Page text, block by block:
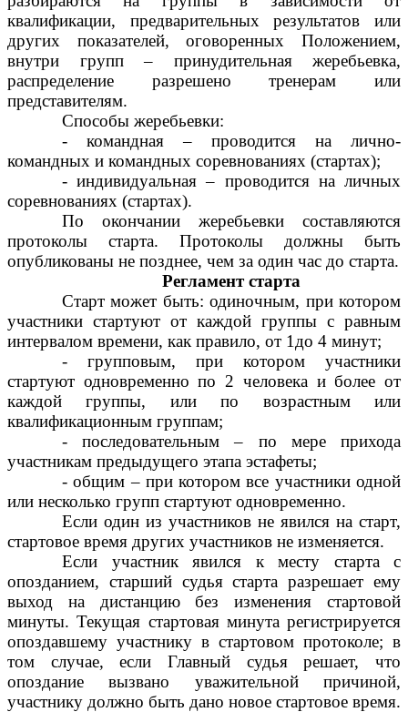
квалификации, предварительных результатов или
других показателей, оговоренных Положением,
внутри групп – принудительная жеребьевка,
распределение разрешено тренерам или
представителям.
Способы жеребьевки:
- командная – проводится на лично-
командных и командных соревнованиях (стартах);
- индивидуальная – проводится на личных
соревнованиях (стартах).
По окончании жеребьевки составляются
протоколы старта. Протоколы должны быть
опубликованы не позднее, чем за один час до старта.
Регламент старта
Старт может быть: одиночным, при котором
участники стартуют от каждой группы с равным
интервалом времени, как правило, от 1до 4 минут;
- групповым, при котором участники
стартуют одновременно по 2 человека и более от
каждой группы, или по возрастным или
квалификационным группам;
- последовательным – по мере прихода
участникам предыдущего этапа эстафеты;
- общим – при котором все участники одной
или несколько групп стартуют одновременно.
Если один из участников не явился на старт,
стартовое время других участников не изменяется.
Если участник явился к месту старта с
опозданием, старший судья старта разрешает ему
выход на дистанцию без изменения стартовой
минуты. Текущая стартовая минута регистрируется
опоздавшему участнику в стартовом протоколе; в
том случае, если Главный судья решает, что
опоздание вызвано уважительной причиной,
участнику должно быть дано новое стартовое время.